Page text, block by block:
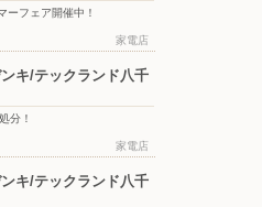
ーフェア開催中！
家電店
キ/テックランド八千
分！
家電店
キ/テックランド八千